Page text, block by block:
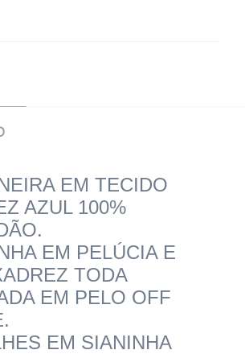
EM TECIDO
AZUL 100%
EM PELÚCIA E
TODA
EM PELO OFF
EM SIANINHA